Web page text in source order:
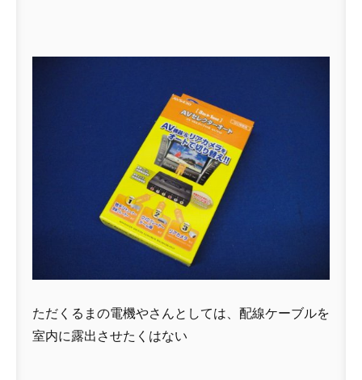
ただくるまの電機やさんとしては、配線ケーブルを
室内に露出させたくはない